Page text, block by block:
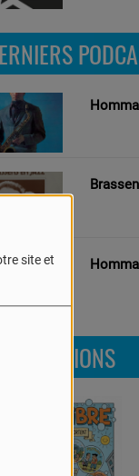
site et
LES ÉMISSIONS